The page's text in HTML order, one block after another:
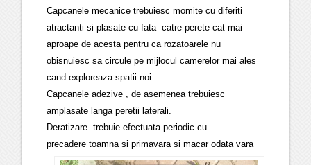
Capcanele mecanice trebuiesc momite cu diferiti
atractanti si plasate cu fata catre perete cat mai
aproape de acesta pentru ca rozatoarele nu
obisnuiesc sa circule pe mijlocul camerelor mai ales
cand exploreaza spatii noi.
Capcanele adezive , de asemenea trebuiesc
amplasate langa peretii laterali.
Deratizaretrebuie efectuata periodic cu
precaderetoamna si primavara si macar odata vara